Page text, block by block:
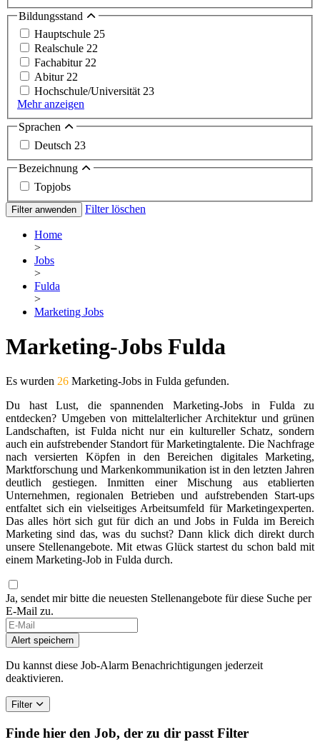
Bildungsstand
Hauptschule 25
Realschule 22
Fachabitur22
Abitur22
Hochschule/Universität23
Mehr anzeigen
Sprachen
Deutsch 23
Bezeichnung
Topjobs
Filter anwenden Filter löschen
Home
>
Jobs
>
Fulda
>
Marketing Jobs
Marketing-Jobs Fulda
Es wurden 26 Marketing-Jobs in Fulda gefunden.
Du hast Lust, die spannenden Marketing-Jobs in Fulda zu
entdecken? Umgeben von mittelalterlicher Architektur und grünen
Landschaften, ist Fulda nicht nur ein kultureller Schatz, sondern
auch ein aufstrebender Standort für Marketingtalente. Die Nachfrage
nach versierten Köpfen in den Bereichen digitales Marketing,
Marktforschung und Markenkommunikation ist in den letzten Jahren
deutlich gestiegen. Inmitten einer Mischung aus etablierten
Unternehmen, regionalen Betrieben und aufstrebenden Start-ups
entfaltet sich ein vielseitiges Arbeitsumfeld für Marketingexperten.
Das alles hört sich gut für dich an und Jobs in Fulda im Bereich
Marketing sind das, was du suchst? Dann klick dich direkt durch
unsere Stellenangebote. Mit etwas Glück startest du schon bald mit
einem Marketing-Job in Fulda durch.
Ja, sendet mir bitte die neuesten Stellenangebote für diese Suche per
E-Mail zu.
If
you
are
a
human,
this
field
Alert speichern
Du kannst diese Job-Alarm Benachrichtigungen jederzeit
deaktivieren.
Filter
Finde hier den Job, der zu dir passt Filter